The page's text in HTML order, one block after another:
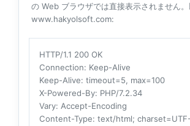
の Web ブラウザでは直接表示されません
www.hakyolsoft.com:
HTTP/1.1 200 OK
Connection: Keep-Alive
Keep-Alive: timeout=5, max=100
X-Powered-By: PHP/7.2.34
Vary: Accept-Encoding
Content-Type: text/html;